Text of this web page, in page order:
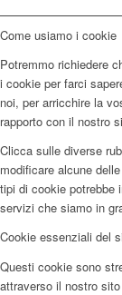
Come usiamo i cookie
Potremmo richiedere
i cookie per farci
noi, per arricchire la
rapporto con il nostro
Clicca sulle diverse
modificare alcune
tipi di cookie potrebbe
servizi che siamo in
Cookie essenziali del
Questi cookie sono
attraverso il nostro